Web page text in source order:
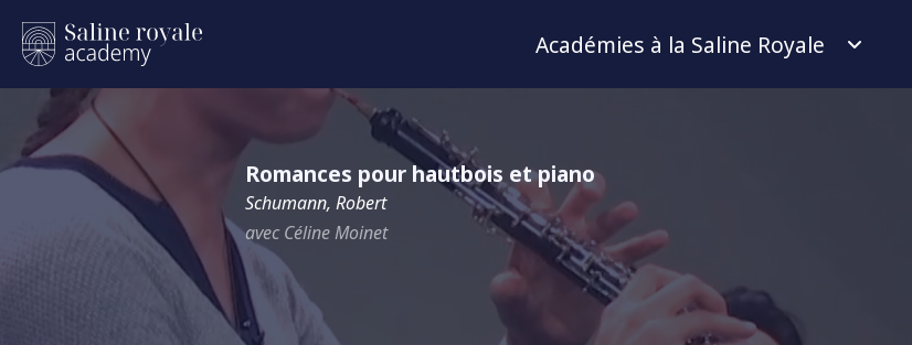
Académies à la Saline Royale
Romances pour hautbois et piano
Schumann, Robert
avec Céline Moinet